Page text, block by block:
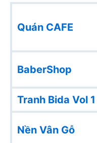
Quán CAFE
BaberShop
Tranh Bida Vol 1
Nền Vân Gỗ